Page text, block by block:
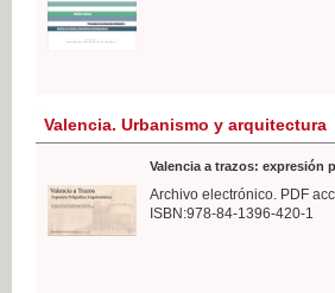
Valencia. Urbanismo y arquitectura
Valencia a trazos: expresión
Archivo electrónico. PDF
ISBN:978-84-1396-420-1